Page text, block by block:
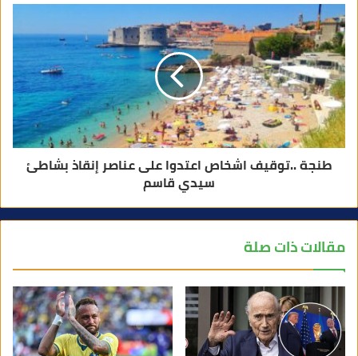
طنجة ..توقيف اشخاص اعتدوا على عناصر إنقاذ بشاطئ
سيدي قاسم
مقالات ذات صلة